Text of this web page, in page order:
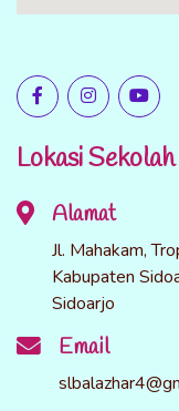
Lokasi Sekolah
Alamat
Jl. Mahakam,
Kabupaten
Sidoarjo
Email